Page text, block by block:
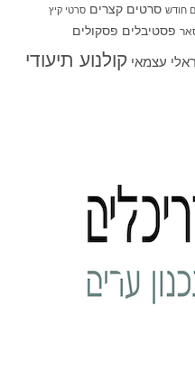
חודש סרטים קצרים סרטי קיץ
פסטיבלים פסקולים
עצמאי קולנוע תיעודי